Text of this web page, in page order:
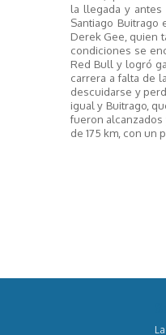
la llegada y
Santiago Buitrago
Derek Gee, quien
condiciones se
Red Bull y logró
carrera a falta de
descuidarse y
igual y Buitrago,
fueron alcanzados
de 175 km, con un